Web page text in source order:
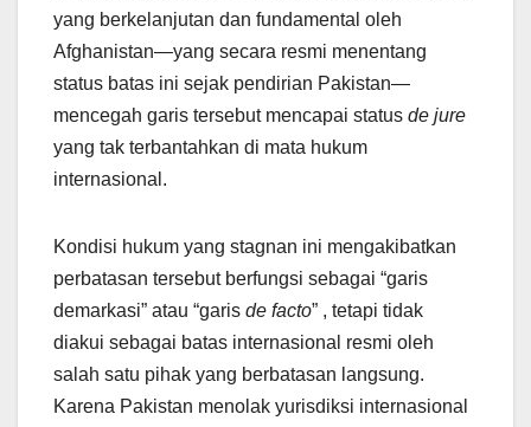
yang berkelanjutan dan fundamental oleh
Afghanistan—yang secara resmi menentang
status batas ini sejak pendirian Pakistan—
mencegah garis tersebut mencapai status de jure
yang tak terbantahkan di mata hukum
internasional.
Kondisi hukum yang stagnan ini mengakibatkan
perbatasan tersebut berfungsi sebagai “garis
demarkasi” atau “garis de facto” , tetapi tidak
diakui sebagai batas internasional resmi oleh
salah satu pihak yang berbatasan langsung.
Karena Pakistan menolak yurisdiksi internasional